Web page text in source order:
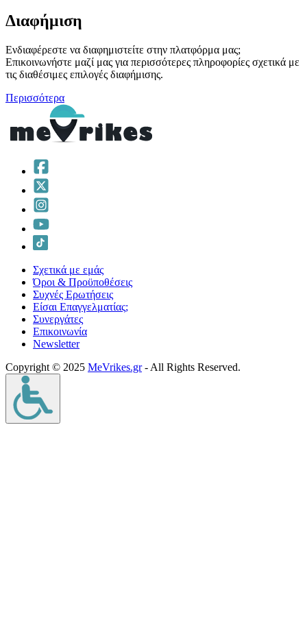
Διαφήμιση
Ενδιαφέρεστε να διαφημιστείτε στην πλατφόρμα μας;
Επικοινωνήστε μαζί μας για περισσότερες πληροφορίες σχετικά με
τις διαθέσιμες επιλογές διαφήμισης.
Περισσότερα
Σχετικά με εμάς
Όροι & Προϋποθέσεις
Συχνές Ερωτήσεις
Είσαι Επαγγελματίας;
Συνεργάτες
Επικοινωνία
Νewsletter
Copyright © 2025 MeVrikes.gr- All Rights Reserved.